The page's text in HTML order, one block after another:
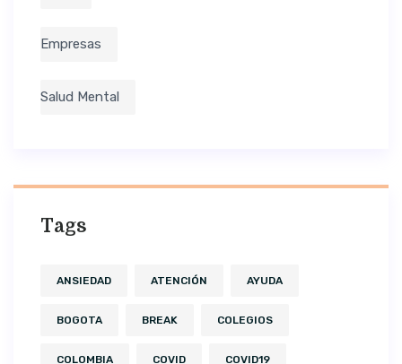
Empresas
Salud Mental
Tags
ANSIEDAD ATENCIÓN AYUDA
BOGOTA BREAK COLEGIOS
COLOMBIA COVID COVID19